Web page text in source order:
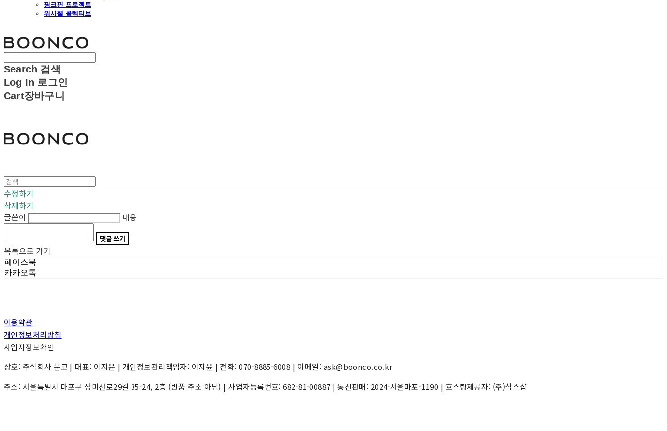
핑크핀 프로젝트
워시웰 콜렉티브
Search 검색
Log In 로그인
Cart장바구니
수정하기
삭제하기
글쓴이
내용
댓글 쓰기
목록으로 가기
페이스북
카카오톡
이용약관
개인정보처리방침
사업자정보확인
상호: 주식회사 분코 | 대표: 이지윤 | 개인정보관리책임자: 이지윤 | 전화: 070-8885-6008 | 이메일: ask@boonco.co.kr
주소: 서울특별시 마포구 성미산로29길 35-24, 2층 (반품 주소 아님) | 사업자등록번호:682-81-00887 | 통신판매: 2024-서울마포-1190 | 호스팅제공자: (주)식스샵